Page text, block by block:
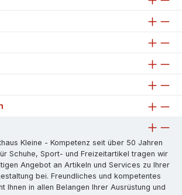
Kleine - Kompetenz seit über 50 Jahren
Schuhe, Sport- und Freizeitartikel tragen wir
Angebot an Artikeln und Services zu Ihrer
bei. Freundliches und kompetentes
Ihnen in allen Belangen Ihrer Ausrüstung und